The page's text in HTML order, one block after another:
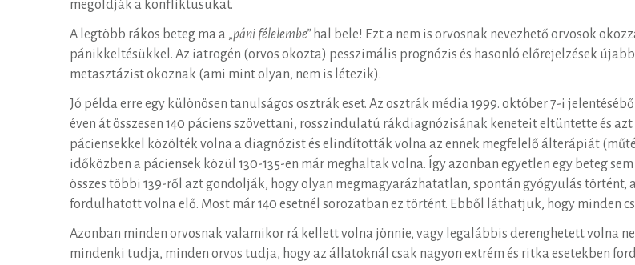
megoldják a konfliktusukat.
A legtöbb rákos beteg ma a „páni félelembe”hal bele! Ezt a nem is orvosnak nevezhető orvosok
pánikkeltésükkel. Az iatrogén (orvos okozta) pesszimális prognózis és hasonló előrejelzések
metasztázist okoznak (ami mint olyan, nem is létezik).
Jó példa erre egy különösen tanulságos osztrák eset. Az osztrák média 1999. október 7-i
éven át összesen 140 páciens szövettani, rosszindulatú rákdiagnózisának keneteit eltüntette és
páciensekkel közölték volna a diagnózist és elindították volna az ennek megfelelő álterápiát
időközben a páciensek közül 130-135-en már meghaltak volna. Így azonban egyetlen egy beteg
összes többi 139-ről azt gondolják, hogy olyan megmagyarázhatatlan, spontán gyógyulás történt,
fordulhatott volna elő. Most már 140 esetnél sorozatban ez történt. Ebből láthatjuk, hogy minden
Azonban minden orvosnak valamikor rá kellett volna jönnie, vagy legalábbis derenghetett volna
mindenki tudja, minden orvos tudja, hogy az állatoknál csak nagyon extrém és ritka esetekben